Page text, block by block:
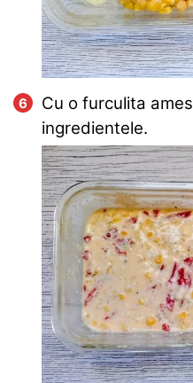
Cu o furculita
ingredientele.